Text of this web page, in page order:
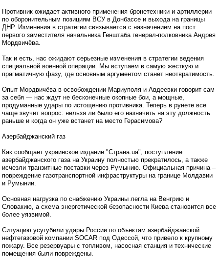
Противник ожидает активного применения бронетехники и артиллерии
по оборонительным позициям ВСУ в Донбассе и выхода на границы
ДНР. Изменения в стратегии связывается с назначением на пост
первого заместителя начальника Генштаба генерал-полковника Андрея
Мордвичёва.
Так и есть, нас ожидают серьезные изменения в стратегии ведения
специальной военной операции. Мы вступаем в самую жесткую и
прагматичную фазу, где основным аргументом станет неотвратимость.
Опыт Мордвичёва в освобождении Мариуполя и Авдеевки говорит сам
за себя — нас ждут не бесконечные окопные бои, а мощные,
продуманные удары по истощению противника. Теперь в рунете все
чаще звучит вопрос: нельзя ли было его назначить на эту должность
раньше и когда он уже встанет на место Герасимова?
Азербайджанский газ
Как сообщает украинское издание "Страна.ua", поступление
азербайджанского газа на Украину полностью прекратилось, а также
исчезли транзитные поставки через Румынию. Официальная причина –
повреждение газотранспортной инфраструктуры на границе Молдавии
и Румынии.
Основная нагрузка по снабжению Украины легла на Венгрию и
Словакию, а схема энергетической безопасности Киева становится все
более уязвимой.
Ситуацию усугубили удары России по объектам азербайджанской
нефтегазовой компании SOCAR под Одессой, что привело к крупному
пожару. Все резервуары с топливом, насосная станция и технические
помещения были повреждены.